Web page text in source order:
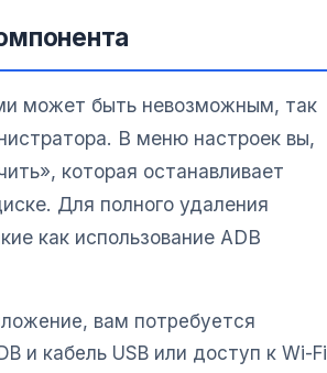
может быть невозможным, так
В меню настроек вы,
которая останавливает
Для полного удаления
как использование ADB
вам потребуется
и кабель USB или доступ к Wi-Fi